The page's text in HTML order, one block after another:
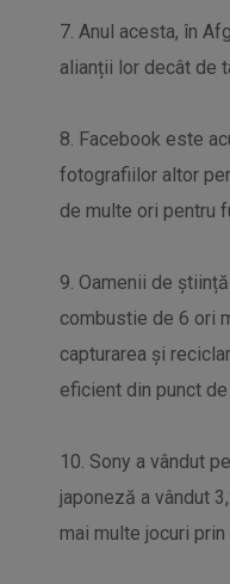
7. Anul acesta, în
alianții lor decât de
8. Facebook este
fotografiilor altor
de multe ori pentru
9. Oamenii de
combustie de 6 ori
capturarea și
eficient din punct
10. Sony a vândut
japoneză a vândut
mai multe jocuri